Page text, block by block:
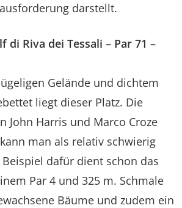
darstellt.
di Riva dei Tessali – Par 71 –
Gelände und dichtem
liegt dieser Platz. Die
John Harris und Marco Croze
man als relativ schwierig
dafür dient schon das
Par 4 und 325 m. Schmale
Bäume und zudem ein